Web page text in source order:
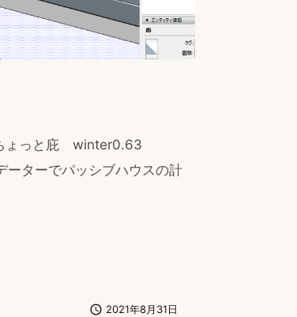
ょっと庇 winter0.63
ーでパッシブハウスの計
 2021年8月31日